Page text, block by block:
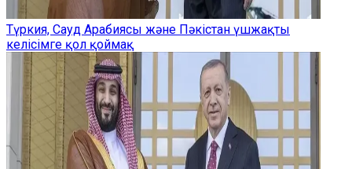
Түркия, Сауд Арабиясы және Пәкістан үшжақты
келісімге қол қоймақ